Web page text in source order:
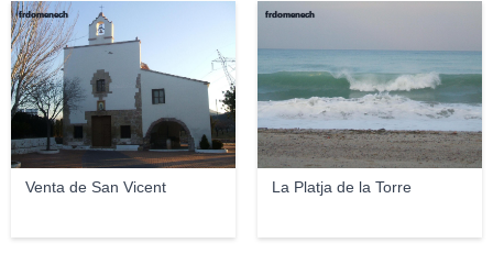
Venta de San Vicent
frdomenech
La Platja de la Torre
frdomenech